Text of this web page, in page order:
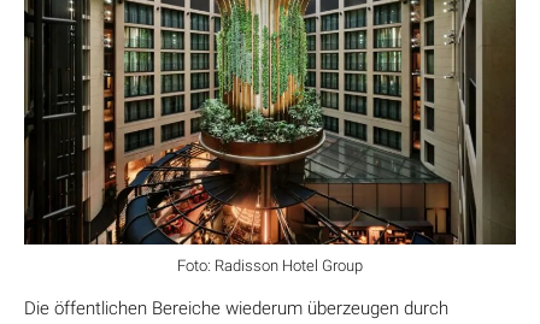
Foto: Radisson Hotel Group
Die öffentlichen Bereiche wiederum überzeugen durch